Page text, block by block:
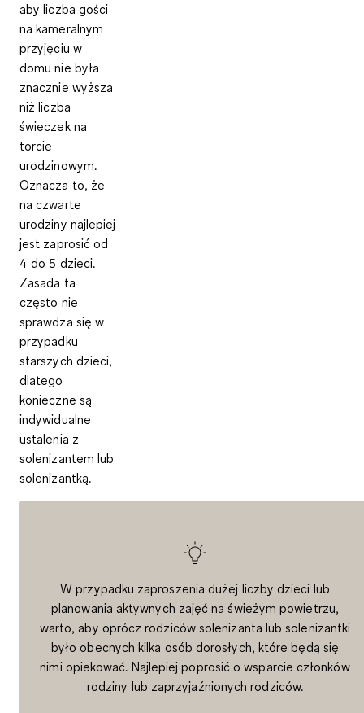
aby liczba gości
na kameralnym
przyjęciu w
domu nie była
znacznie wyższa
niż liczba
świeczek na
torcie
urodzinowym.
Oznacza to, że
na czwarte
urodziny najlepiej
jest zaprosić od
4 do 5 dzieci.
Zasada ta
często nie
sprawdza się w
przypadku
starszych dzieci,
dlatego
konieczne są
indywidualne
ustalenia z
solenizantem lub
solenizantką.
W przypadku zaproszenia dużej liczby dzieci lub
planowania aktywnych zajęć na świeżym powietrzu,
warto, aby oprócz rodziców solenizanta lub solenizantki
było obecnych kilka osób dorosłych, które będą się
nimi opiekować. Najlepiej poprosić o wsparcie członków
rodziny lub zaprzyjaźnionych rodziców.